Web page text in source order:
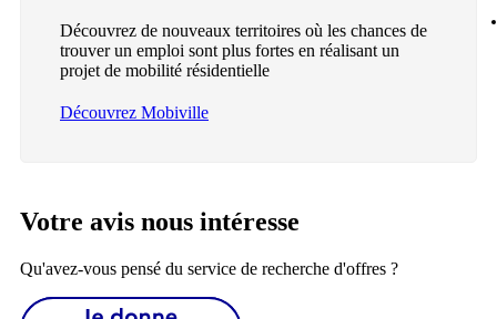
Découvrez de nouveaux territoires où les chances de
trouver un emploi sont plus fortes en réalisant un
projet de mobilité résidentielle
Découvrez Mobiville
Votre avis nous intéresse
Qu'avez-vous pensé du service de recherche d'offres ?